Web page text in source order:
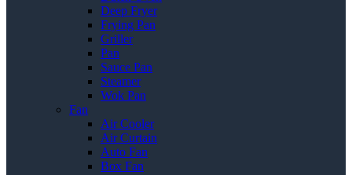
Deep Fryer
Frying Pan
Griller
Pan
Sauce Pan
Steamer
Wok Pan
Fan
Air Cooler
Air Curtain
Auto Fan
Box Fan